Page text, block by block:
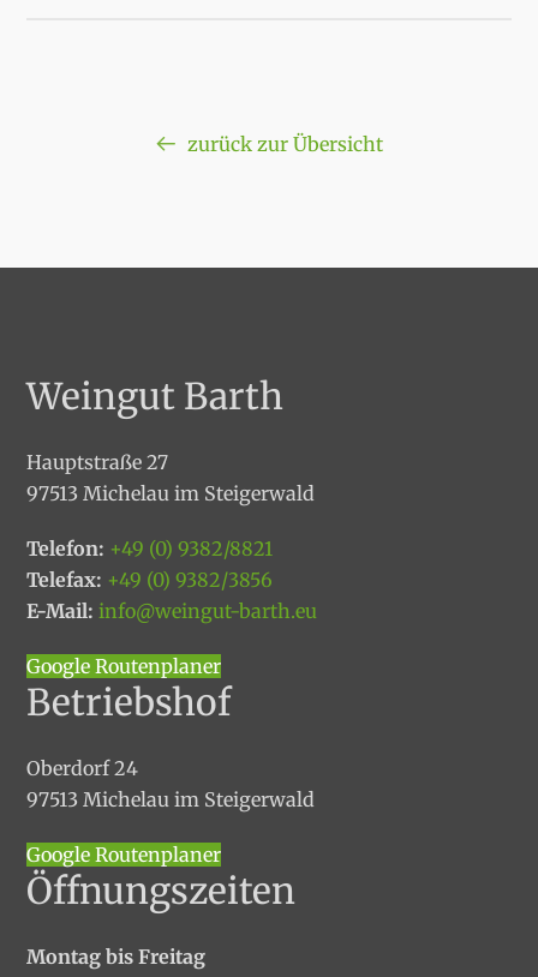
zurück zur Übersicht
Weingut Barth
Hauptstraße 27
97513 Michelau im Steigerwald
Telefon: +49 (0) 9382/8821
Telefax: +49 (0) 9382/3856
E-Mail: info@weingut-barth.eu
Google Routenplaner
Betriebshof
Oberdorf 24
97513 Michelau im Steigerwald
Google Routenplaner
Öffnungszeiten
Montag bis Freitag